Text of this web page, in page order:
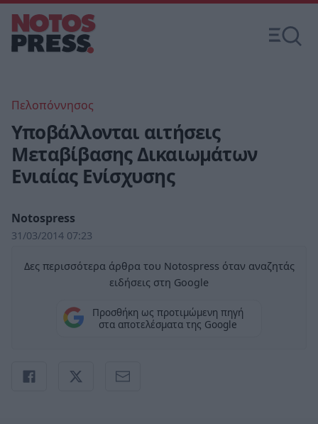
Πελοπόννησος
Υποβάλλονται αιτήσεις
Μεταβίβασης Δικαιωμάτων
Ενιαίας Ενίσχυσης
Notospress
31/03/2014 07:23
Δες περισσότερα άρθρα του Notospress όταν αναζητάς
ειδήσεις στη Google
Προσθήκη ως προτιμώμενη πηγή
στα αποτελέσματα της Google